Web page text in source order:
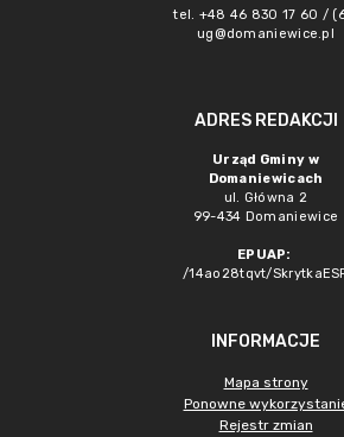
tel. +48 46 830 17 60 /
ug@domaniewice.pl
ADRES REDAKCJI
Urząd Gminy w
Domaniewicach
ul. Główna 2
99-434 Domaniewice
EPUAP:
/14ao28tqvt/
INFORMACJE
Mapa strony
Ponowne
Rejestr zmian